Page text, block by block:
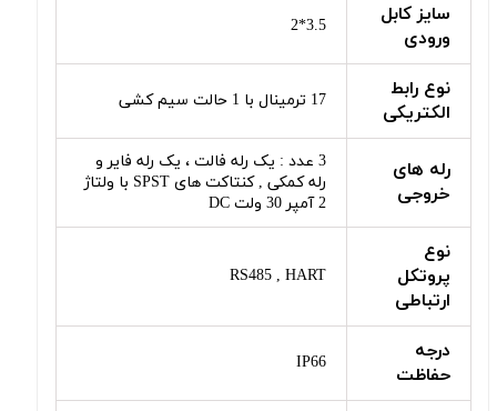
سایز کابل
ورودی
3.5*2
نوع رابط
الکتریکی
17 ترمینال با 1 حالت سیم کشی
رله های
خروجی
3 عدد : یک رله فالت ، یک رله فایر و
رله کمکی , کنتاکت های SPST با ولتاژ
2 آمپر 30 ولت DC
نوع
پروتکل
ارتباطی
RS485 , HART
درجه
حفاظت
IP66